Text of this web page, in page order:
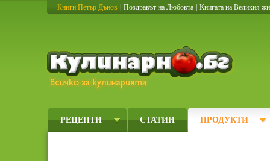
Книги Петър Дънов Поздравът на Любовта Книгата на Великия
РЕЦЕПТИ СТАТИИ ПРОДУКТИ